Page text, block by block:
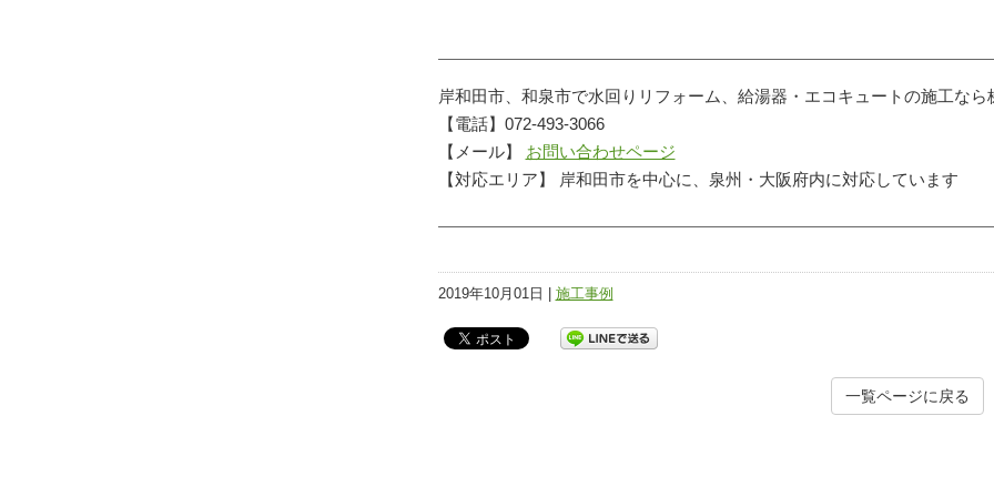
岸和田市、和泉市で水回りリフォーム、給湯器・エコキュートの施工なら
【電話】072-493-3066
【メール】 お問い合わせページ
【対応エリア】 岸和田市を中心に、泉州・大阪府内に対応しています
2019年10月01日 | 施工事例
一覧ページに戻る